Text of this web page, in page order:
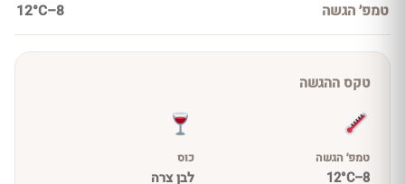
טמפ׳ הגשה 8–12°C
טקס ההגשה
טמפ׳ הגשה
8–12°C
כוס
לבן צרה